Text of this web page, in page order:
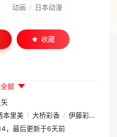
动画 / 日本动漫
收藏
部
本里美 / 大桥彩香 / 伊藤彩沙
，最后更新于6天前